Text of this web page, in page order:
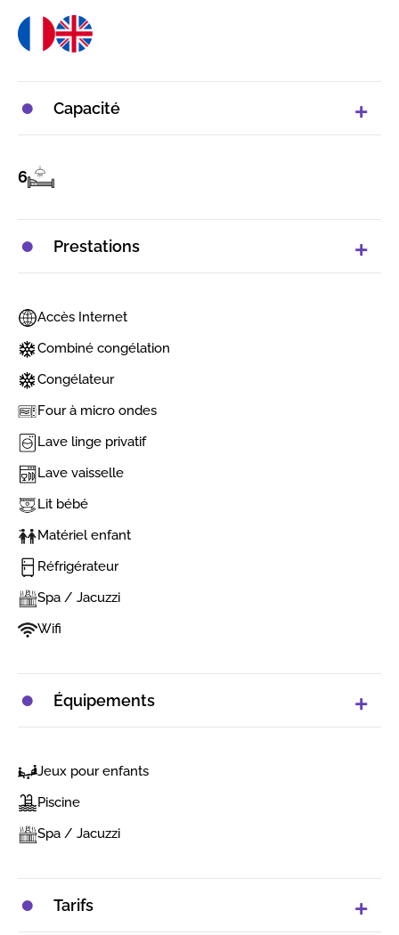
Capacité
6
Prestations
Accès Internet
Combiné congélation
Congélateur
Four à micro ondes
Lave linge privatif
Lave vaisselle
Lit bébé
Matériel enfant
Réfrigérateur
Spa / Jacuzzi
Wifi
Équipements
Jeux pour enfants
Piscine
Spa / Jacuzzi
Tarifs